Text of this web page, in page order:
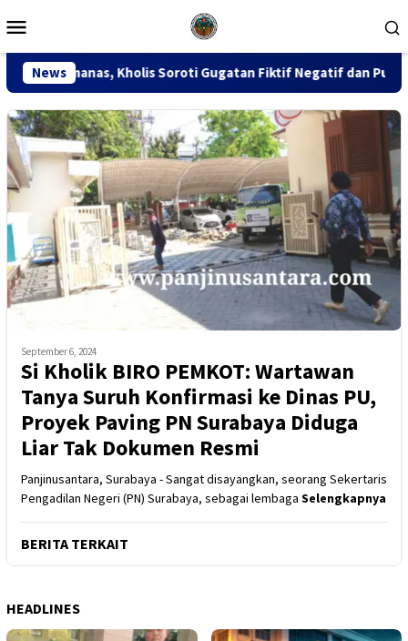
ke
Mobile
News
Soroti Gugatan Fiktif Negatif dan Putusan PK 155
September 6, 2024
Si Kholik BIRO PEMKOT: Wartawan
Tanya Suruh Konfirmasi ke Dinas PU,
Proyek Paving PN Surabaya Diduga
Liar Tak Dokumen Resmi
Panjinusantara, Surabaya - Sangat disayangkan, seorang Sekertaris
Pengadilan Negeri (PN) Surabaya, sebagai lembaga Selengkapnya
BERITA TERKAIT
HEADLINES